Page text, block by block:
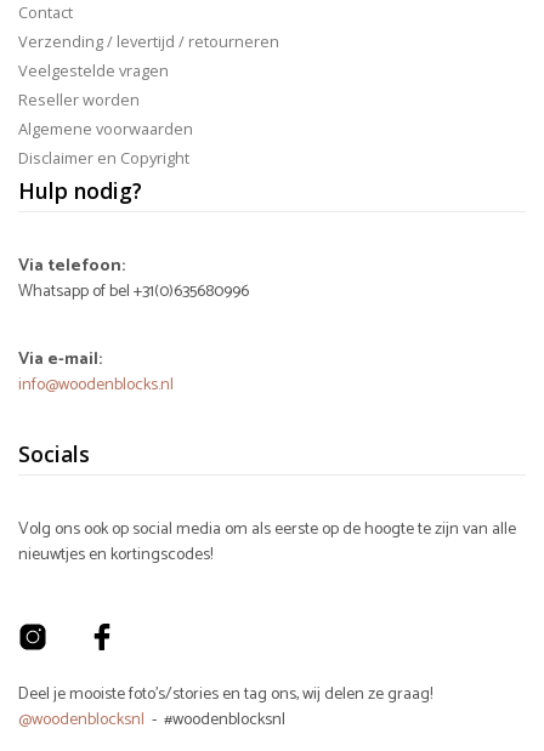
Contact
Verzending / levertijd / retourneren
Veelgestelde vragen
Reseller worden
Algemene voorwaarden
Disclaimer en Copyright
Hulp nodig?
Via telefoon:
Whatsapp of bel +31(0)635680996
Via e-mail:
info@woodenblocks.nl
Socials
Volg ons ook op social media om als eerste op de hoogte te zijn van alle
nieuwtjes en kortingscodes!
Deel je mooiste foto's/stories en tag ons, wij delen ze graag!
@woodenblocksnl - #woodenblocksnl